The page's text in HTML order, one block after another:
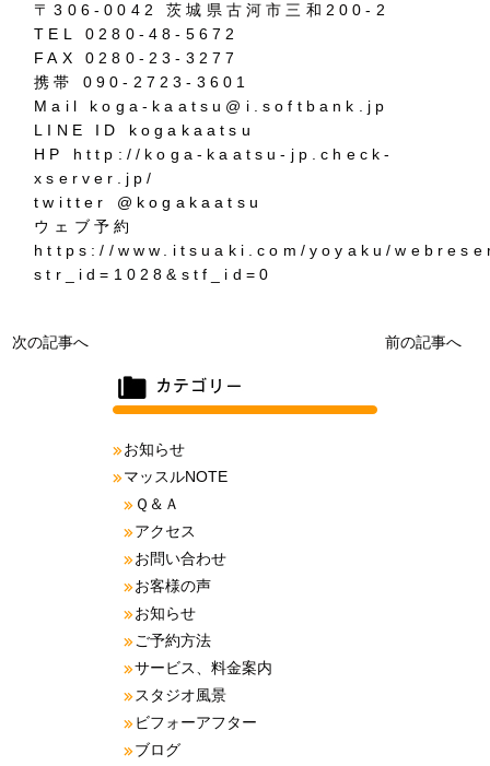
〒306-0042 茨城県古河市三和200-2
TEL0280-48-5672
FAX0280-23-3277
携帯 090-2723-3601
Mail koga-kaatsu@i.softbank.jp
LINE ID kogakaatsu
HP http://koga-kaatsu-jp.check-
xserver.jp/
twitter @kogakaatsu
ウェブ予約
https://www.itsuaki.com/yoyaku/
str_id=1028&stf_id=0
次の記事へ 前の記事へ
お知らせ
マッスルNOTE
Ｑ＆Ａ
アクセス
お問い合わせ
お客様の声
お知らせ
ご予約方法
サービス、料金案内
スタジオ風景
ビフォーアフター
ブログ